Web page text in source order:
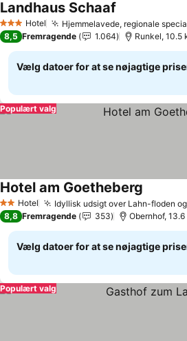
3 StjernerHotel Hjemmelavede, regionale
Landhaus Schaaf
8,5 Fremragende 1.064 Runkel, 10.5
Vælg datoer for at se nøjagtige
Populært valg
2 Stjerner
Hotel Idyllisk udsigt over Lahn-floden
Hotel am Goetheberg
8,8 Fremragende 353 Obernhof,
Vælg datoer for at se nøjagtige
Populært valg